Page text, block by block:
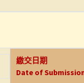
繳交日期
Date of